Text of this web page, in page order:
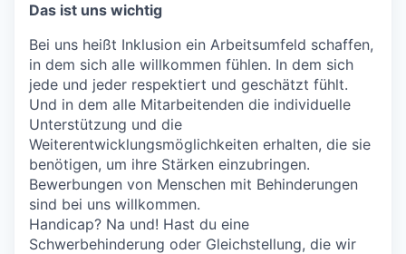
Das ist uns wichtig
Bei uns heißt Inklusion ein Arbeitsumfeld schaffen,
in dem sich alle willkommen fühlen. In dem sich
jede und jeder respektiert und geschätzt fühlt.
Und in dem alle Mitarbeitenden die individuelle
Unterstützung und die
Weiterentwicklungsmöglichkeiten erhalten, die sie
benötigen, um ihre Stärken einzubringen.
Bewerbungen von Menschen mit Behinderungen
sind bei uns willkommen.
Handicap? Na und! Hast du eine
Schwerbehinderung oder Gleichstellung, die wir